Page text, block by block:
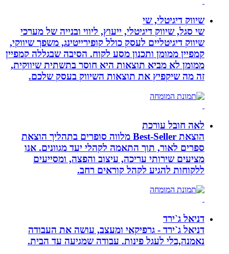
שיווק דיגיטלי, שי
שי סגל, שיווק דיגיטלי, ייעוץ, ליווי ובנייה של מערכי
שיווק דיגיטליים לעסק כולל קופירייטינג, משפך שיווקי,
קמפיין ממומן ותכנון מסע לקוח. הסיבה שבגללה קמפיין
ממומן לא מביא תוצאות היא חוסר בתשתית שיווקית,
זה מה שיקפיץ את תוצאות השיווק בעסק שלכם.
לאה חובל עורכת
הוצאת Best-Seller מלווה סופרים בתהליך הוצאת
ספרים לאור, תוך התאמה לקהלי יעד מגוונים. אנו
מציעים שירותי עריכה, עיצוב והפצה, ומסייעים
ללקוחות להגיע לקהל קוראים רחב.
דניאל ג`ירד
דניאל ג`ירד - גרפיקאי ומעצב, עושה את העבודה
נאמנה,בלי לעגל פינות. עבודה שמגיעה עד הבית.